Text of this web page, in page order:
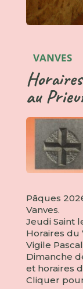
VANVES
au
Pâques
Vanves.
Jeudi Saint
Horaires du
Vigile
Dimanche
et horaires
Cliquer